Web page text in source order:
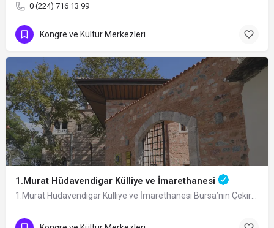
0 (224) 716 13 99
Kongre ve Kültür Merkezleri
1.Murat Hüdavendigar Külliye ve İmarethanesi
1.Murat Hüdavendigar Külliye ve İmarethanesi Bursa’nın Çekirge Mahallesi’ndeki…